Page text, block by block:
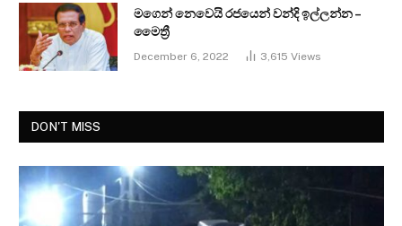
මගෙන් නෙවෙයි රජයෙන් වන්දි ඉල්ලන්න –
මෛත්‍රී
December 6, 2022 3,615 Views
DON'T MISS